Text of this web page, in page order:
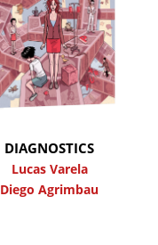
DIAGNOSTICS
Lucas Varela
Diego Agrimbau